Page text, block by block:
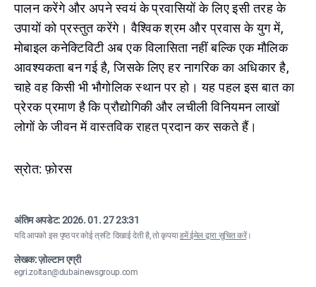
पालन करेंगे और अपने स्वयं के प्रवासियों के लिए इसी तरह के
उपायों को प्रस्तुत करेंगे। वैश्विक श्रम और प्रवास के युग में,
मोबाइल कनेक्टिविटी अब एक विलासिता नहीं बल्कि एक मौलिक
आवश्यकता बन गई है, जिसके लिए हर नागरिक का अधिकार है,
चाहे वह किसी भी भौगोलिक स्थान पर हो। यह पहल इस बात का
प्रेरक प्रमाण है कि प्रौद्योगिकी और लचीली विनियमन लाखों
लोगों के जीवन में वास्तविक राहत प्रदान कर सकते हैं।
स्रोत: फ़ोरस
अंतिम अपडेट:2026. 01. 27 23:31
यदि आपको इस पृष्ठ पर कोई त्रुटि दिखाई देती है, तो कृपयाहमें ईमेल द्वारा सूचित करें।
लेखक: ज़ोल्टान एग्री
egri.zoltan@dubainewsgroup.com